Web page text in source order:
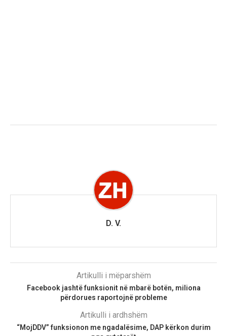
D. V.
Artikulli i mëparshëm
Facebook jashtë funksionit në mbarë botën, miliona
përdorues raportojnë probleme
Artikulli i ardhshëm
“MojDDV” funksionon me ngadalësime, DAP kërkon durim